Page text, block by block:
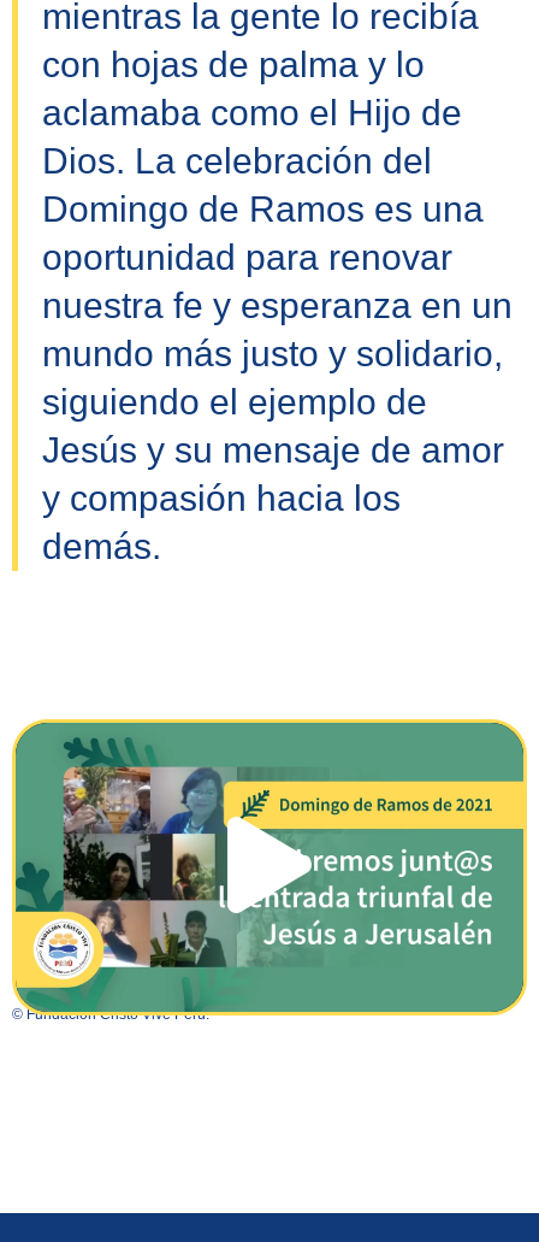
mientras la gente lo recibía
con hojas de palma y lo
aclamaba como el Hijo de
Dios. La celebración del
Domingo de Ramos es una
oportunidad para renovar
nuestra fe y esperanza en un
mundo más justo y solidario,
siguiendo el ejemplo de
Jesús y su mensaje de amor
y compasión hacia los
demás.
© Fundación Cristo Vive Perú.